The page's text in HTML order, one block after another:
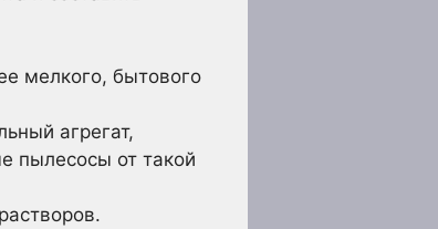
мелкого, бытового
агрегат,
пылесосы от такой